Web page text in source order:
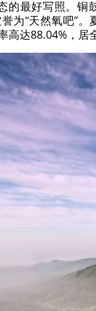
的最好写照。铜
为“天然氧吧”。
高达88.04%，居